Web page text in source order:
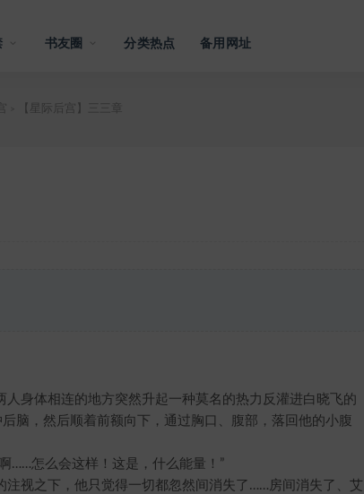
书友圈 分类热点 备用网址
【星际后宫】三三章
身体相连的地方突然升起一种莫名的热力反灌进白晓飞的
脑，然后顺着前额向下，通过胸口、腹部，落回他的小腹
怎么会这样！这是，什么能量！”
视之下，他只觉得一切都忽然间消失了……房间消失了、艾